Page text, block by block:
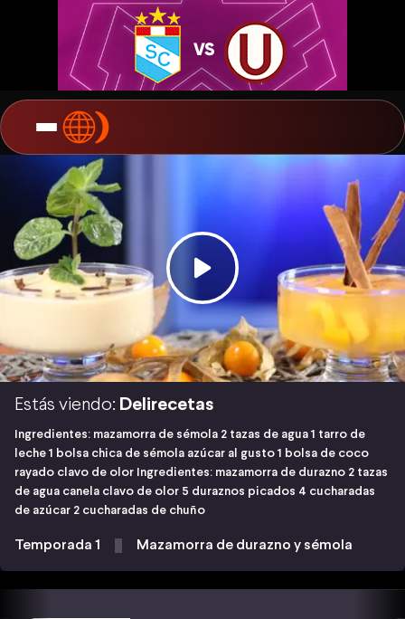
Estás viendo: Delirecetas
Ingredientes: mazamorra de sémola 2 tazas de agua 1 tarro de
leche 1 bolsa chica de sémola azúcar al gusto 1 bolsa de coco
rayado clavo de olor Ingredientes: mazamorra de durazno 2 tazas
de agua canela clavo de olor 5 duraznos picados 4 cucharadas
de azúcar 2 cucharadas de chuño
Temporada 1 Mazamorra de durazno y sémola